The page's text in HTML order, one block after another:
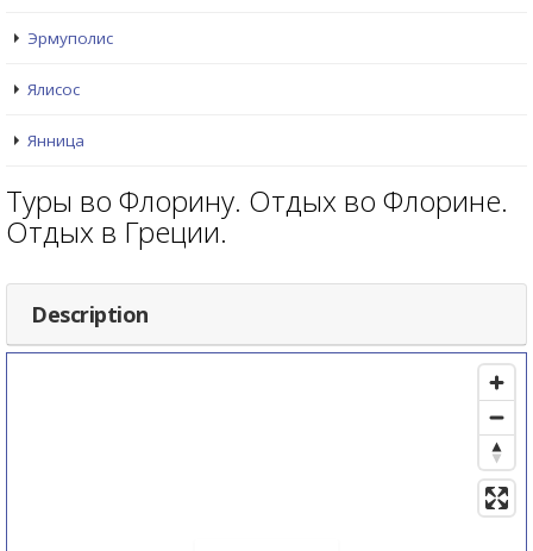
Эрмуполис
Ялисос
Янница
Туры во Флорину. Отдых во Флорине.
Отдых в Греции.
Description